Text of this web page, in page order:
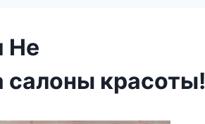
Не
салоны красоты!